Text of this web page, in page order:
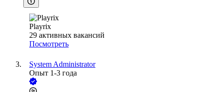
Playrix
29 активных вакансий
Посмотреть
System Administrator
Опыт 1-3 года